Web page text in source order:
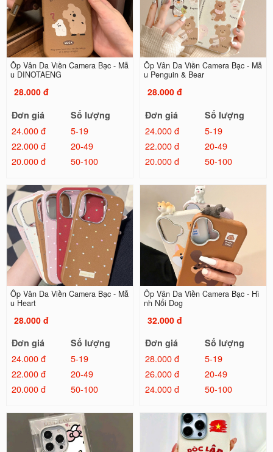
Ốp Vân Da Viền Camera Bạc - Mẫ
u DINOTAENG
28.000 đ
Đơn giá
Số lượng
24.000 đ
5-19
22.000 đ
20-49
20.000 đ
50-100
Ốp Vân Da Viền Camera Bạc - Mẫ
u Penguin & Bear
28.000 đ
Đơn giá
Số lượng
24.000 đ
5-19
22.000 đ
20-49
20.000 đ
50-100
Ốp Vân Da Viền Camera Bạc - Mẫ
u Heart
28.000 đ
Đơn giá
Số lượng
24.000 đ
5-19
22.000 đ
20-49
20.000 đ
50-100
Ốp Vân Da Viền Camera Bạc - Hì
nh Nổi Dog
32.000 đ
Đơn giá
Số lượng
28.000 đ
5-19
26.000 đ
20-49
24.000 đ
50-100